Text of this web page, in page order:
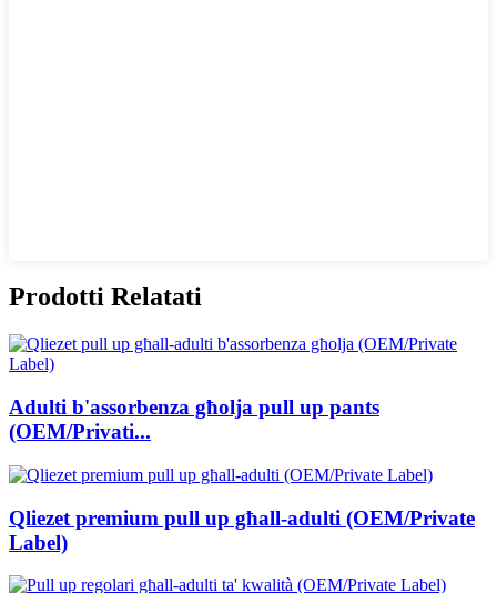
Prodotti Relatati
Adulti b'assorbenza għolja pull up pants
(OEM/Privati...
Qliezet premium pull up għall-adulti (OEM/Private
Label)